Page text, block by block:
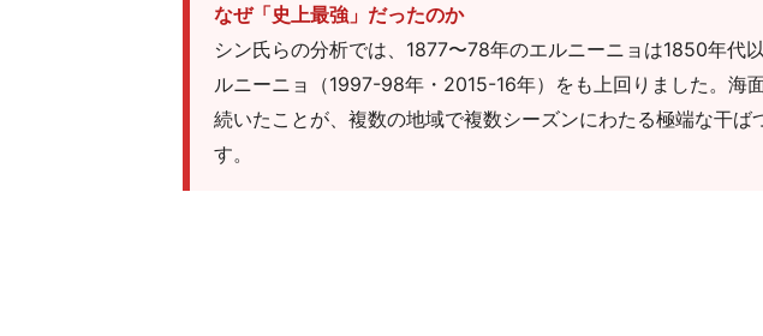
なぜ「史上最強」だったのか
シン氏らの分析では、1877〜78年のエルニーニョは1850年代
ルニーニョ（1997-98年・2015-16年）をも上回りました。海
続いたことが、複数の地域で複数シーズンにわたる極端な干ば
す。